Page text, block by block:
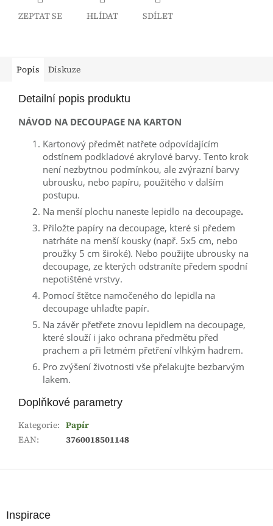
ZEPTAT SE HLÍDAT SDÍLET
Popis Diskuze
Detailní popis produktu
NÁVOD NA DECOUPAGE NA KARTON
Kartonový předmět natřete odpovídajícím
odstínem podkladové akrylové barvy. Tento krok
není nezbytnou podmínkou, ale zvýrazní barvy
ubrousku, nebo papíru, použitého v dalším
postupu.
Na menší plochu naneste lepidlo na decoupage.
Přiložte papíry na decoupage, které si předem
natrháte na menší kousky (např. 5x5 cm, nebo
proužky 5 cm široké). Nebo použijte ubrousky na
decoupage, ze kterých odstraníte předem spodní
nepotištěné vrstvy.
Pomocí štětce namočeného do lepidla na
decoupage uhlaďte papír.
Na závěr přetřete znovu lepidlem na decoupage,
které slouží i jako ochrana předmětu před
prachem a při letmém přetření vlhkým hadrem.
Pro zvýšení životnosti vše přelakujte bezbarvým
lakem.
Doplňkové parametry
Kategorie: Papír
EAN: 3760018501148
Inspirace